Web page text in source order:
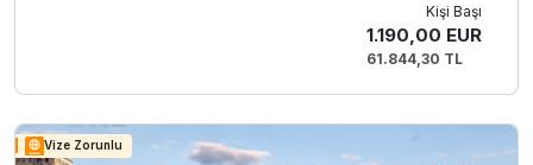
Kişi Başı
1.190,00 EUR
61.844,30 TL
Vize Zorunlu